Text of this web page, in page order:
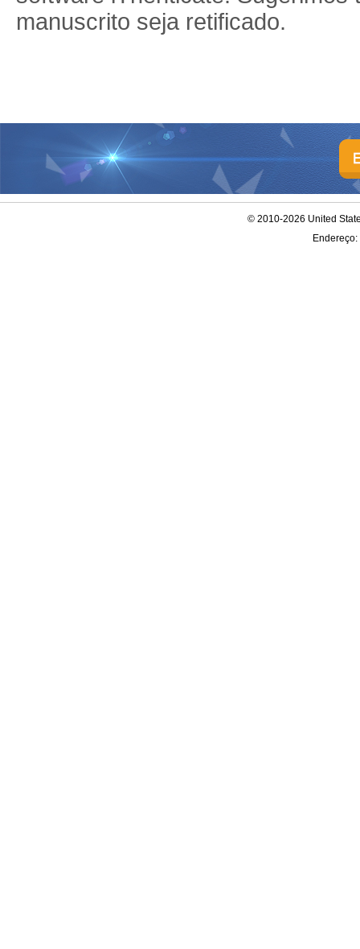
manuscrito seja retificado.
© 2010-2026 United
Endereço: